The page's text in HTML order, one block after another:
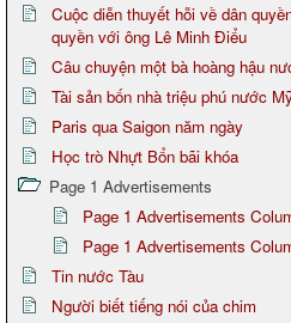
Cuộc diễn thuyết hỗi về dân
quyền với ông Lê Minh Điểu
Câu chuyện một bà hoàng hậu
Tài sản bốn nhà triệu phú nước
Paris qua Saigon năm ngày
Học trò Nhựt Bổn bãi khóa
Page 1 Advertisements
Page 1 Advertisements
Page 1 Advertisements
Tin nước Tàu
Người biết tiếng nói của chim